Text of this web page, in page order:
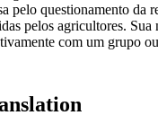
pelo questionamento da
pelos agricultores. Sua
com um grupo